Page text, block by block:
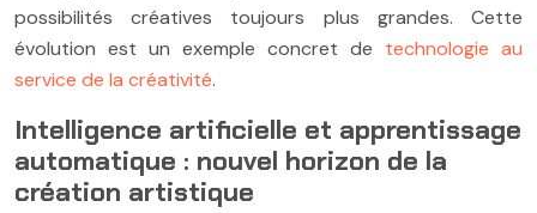
possibilités créatives toujours plus grandes. Cette
évolution est un exemple concret de technologie au
service de la créativité.
Intelligence artificielle et apprentissage
automatique : nouvel horizon de la
création artistique